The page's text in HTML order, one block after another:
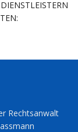
Rechtsanwalt